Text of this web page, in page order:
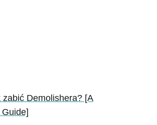
zabić Demolishera? [A